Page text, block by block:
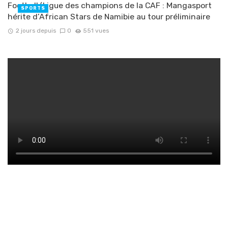
Football/Ligue des champions de la CAF : Mangasport
hérite d’African Stars de Namibie au tour préliminaire
2 jours depuis 0 551 vues
SPORTS